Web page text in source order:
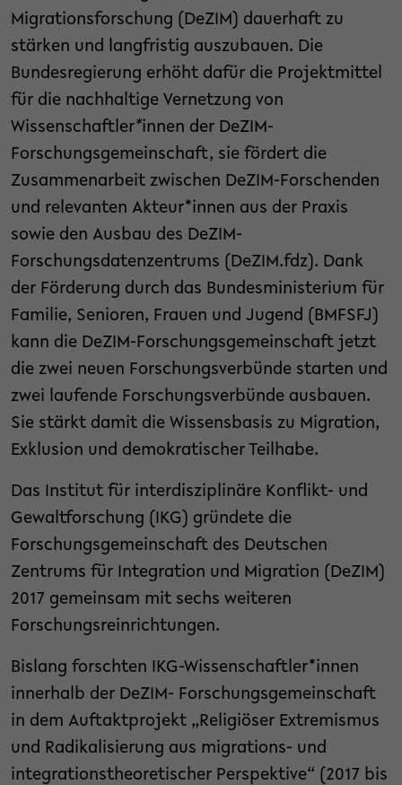
Migrationsforschung (DeZIM) dauerhaft zu
stärken und langfristig auszubauen. Die
Bundesregierung erhöht dafür die Projektmittel
für die nachhaltige Vernetzung von
Wissenschaftler*innen der DeZIM-
Forschungsgemeinschaft, sie fördert die
Zusammenarbeit zwischen DeZIM-Forschenden
und relevanten Akteur*innen aus der Praxis
sowie den Ausbau des DeZIM-
Forschungsdatenzentrums (DeZIM.fdz). Dank
der Förderung durch das Bundesministerium für
Familie, Senioren, Frauen und Jugend (BMFSFJ)
kann die DeZIM-Forschungsgemeinschaft jetzt
die zwei neuen Forschungsverbünde starten und
zwei laufende Forschungsverbünde ausbauen.
Sie stärkt damit die Wissensbasis zu Migration,
Exklusion und demokratischer Teilhabe.
Das Institut für interdisziplinäre Konflikt- und
Gewaltforschung (IKG) gründete die
Forschungsgemeinschaft des Deutschen
Zentrums für Integration und Migration (DeZIM)
2017 gemeinsam mit sechs weiteren
Forschungsreinrichtungen.
Bislang forschten IKG-Wissenschaftler*innen
innerhalb der DeZIM- Forschungsgemeinschaft
in dem Auftaktprojekt „Religiöser Extremismus
und Radikalisierung aus migrations- und
integrationstheoretischer Perspektive“ (2017 bis